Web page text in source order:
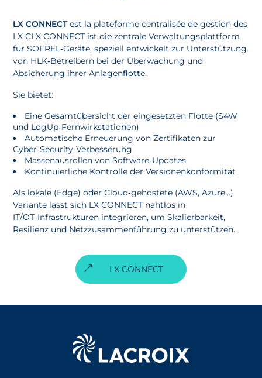
LX CONNECTest la plateforme centralisée de gestion des
LX CLX CONNECT ist die zentrale Verwaltungsplattform
für SOFREL‑Geräte, speziell entwickelt zur Unterstützung
von HLK‑Betreibern bei der Überwachung und
Absicherung ihrer Anlagenflotte.
Sie bietet:
Eine Gesamtübersicht der eingesetzten Flotte (S4W
und LogUp‑Fernwirkstationen)
Automatische Erneuerung von Zertifikaten zur
Cyber‑Security‑Verbesserung
Massenausrollen von Software‑Updates
Kontinuierliche Kontrolle der Versionenkonformität
Als lokale (Edge) oder Cloud‑gehostete (AWS, Azure…)
Variante lässt sich LX CONNECT nahtlos in
IT/OT‑Infrastrukturen integrieren, um Skalierbarkeit,
Resilienz und Netzzusammenführung zu unterstützen.
LX CONNECT